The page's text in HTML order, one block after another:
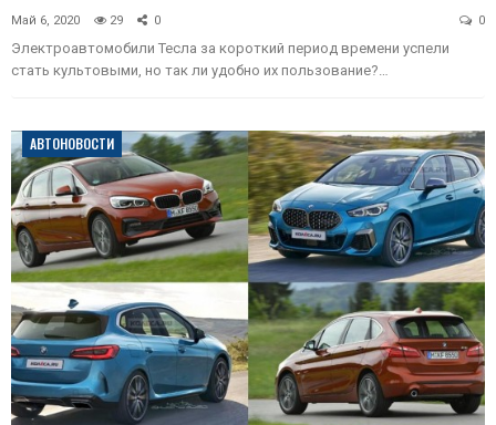
Май 6, 2020 29 0 0
Электроавтомобили Тесла за короткий период времени успели
стать культовыми, но так ли удобно их пользование?…
АВТОНОВОСТИ